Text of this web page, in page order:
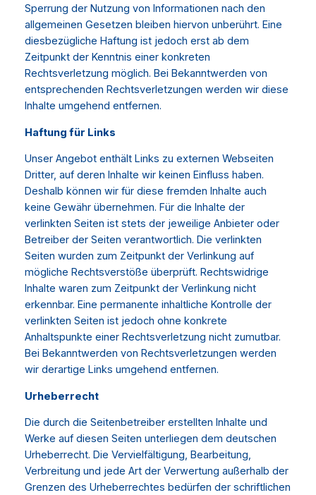
Sperrung der Nutzung von Informationen nach den
allgemeinen Gesetzen bleiben hiervon unberührt. Eine
diesbezügliche Haftung ist jedoch erst ab dem
Zeitpunkt der Kenntnis einer konkreten
Rechtsverletzung möglich. Bei Bekanntwerden von
entsprechenden Rechtsverletzungen werden wir diese
Inhalte umgehend entfernen.
Haftung für Links
Unser Angebot enthält Links zu externen Webseiten
Dritter, auf deren Inhalte wir keinen Einfluss haben.
Deshalb können wir für diese fremden Inhalte auch
keine Gewähr übernehmen. Für die Inhalte der
verlinkten Seiten ist stets der jeweilige Anbieter oder
Betreiber der Seiten verantwortlich. Die verlinkten
Seiten wurden zum Zeitpunkt der Verlinkung auf
mögliche Rechtsverstöße überprüft. Rechtswidrige
Inhalte waren zum Zeitpunkt der Verlinkung nicht
erkennbar. Eine permanente inhaltliche Kontrolle der
verlinkten Seiten ist jedoch ohne konkrete
Anhaltspunkte einer Rechtsverletzung nicht zumutbar.
Bei Bekanntwerden von Rechtsverletzungen werden
wir derartige Links umgehend entfernen.
Urheberrecht
Die durch die Seitenbetreiber erstellten Inhalte und
Werke auf diesen Seiten unterliegen dem deutschen
Urheberrecht. Die Vervielfältigung, Bearbeitung,
Verbreitung und jede Art der Verwertung außerhalb der
Grenzen des Urheberrechtes bedürfen der schriftlichen